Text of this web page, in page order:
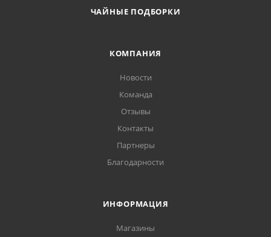
ЧАЙНЫЕ ПОДБОРКИ
КОМПАНИЯ
Новости
Команда
Отзывы
Контакты
Партнеры
Благодарности
ИНФОРМАЦИЯ
Магазины